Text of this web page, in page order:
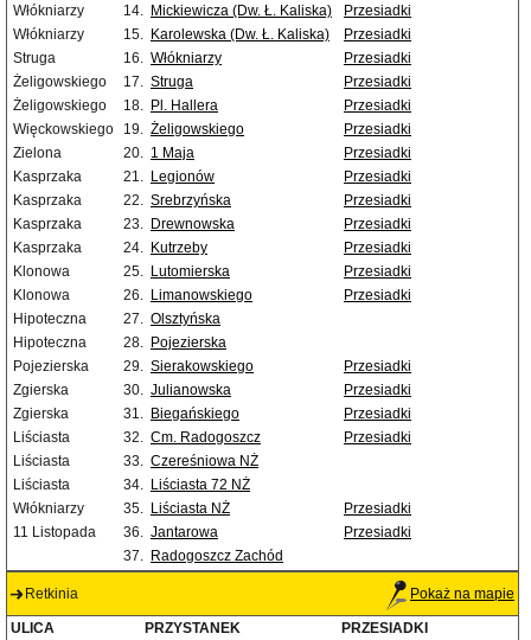
Włókniarzy
14. Mickiewicza (Dw. Ł. Kaliska)
Przesiadki
Włókniarzy
15. Karolewska (Dw. Ł. Kaliska)
Przesiadki
Struga
16. Włókniarzy
Przesiadki
Żeligowskiego
17. Struga
Przesiadki
Żeligowskiego
18. Pl. Hallera
Przesiadki
Więckowskiego
19. Żeligowskiego
Przesiadki
Zielona
20. 1 Maja
Przesiadki
Kasprzaka
21. Legionów
Przesiadki
Kasprzaka
22. Srebrzyńska
Przesiadki
Kasprzaka
23. Drewnowska
Przesiadki
Kasprzaka
24. Kutrzeby
Przesiadki
Klonowa
25. Lutomierska
Przesiadki
Klonowa
26. Limanowskiego
Przesiadki
Hipoteczna
27. Olsztyńska
Hipoteczna
28. Pojezierska
Pojezierska
29. Sierakowskiego
Przesiadki
Zgierska
30. Julianowska
Przesiadki
Zgierska
31. Biegańskiego
Przesiadki
Liściasta
32. Cm. Radogoszcz
Przesiadki
Liściasta
33. Czereśniowa NŻ
Liściasta
34. Liściasta 72 NŻ
Włókniarzy
35. Liściasta NŻ
Przesiadki
11 Listopada
36. Jantarowa
Przesiadki
37. Radogoszcz Zachód
Retkinia Pokaż na mapie
ULICA PRZYSTANEK
PRZESIADKI